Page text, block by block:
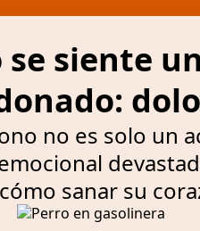
se siente
no es solo un
sanar su